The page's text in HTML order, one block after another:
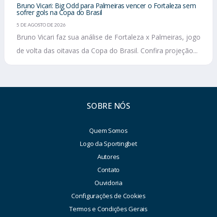
Bruno Vicari: Big Odd para Palmeiras vencer o Fortaleza sem
sofrer gols na Copa do Brasil
5 DE AGOSTO DE 2026
Bruno Vicari faz sua análise de Fortaleza x Palmeiras, jogo
de volta das oitavas da Copa do Brasil. Confira projeção...
SOBRE NÓS
Quem Somos
Logo da Sportingbet
Autores
Contato
Ouvidoria
Configurações de Cookies
Termos e Condições Gerais